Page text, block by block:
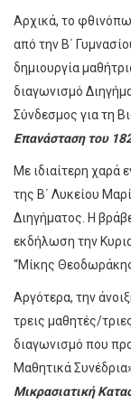
Αρχικά, το
από την Β΄
δημιουργία
διαγωνισμό
Σύνδεσμος για τη
Επανάσταση του
Με ιδιαίτερη χαρά
της Β΄ Λυκείου
Διηγήματος. Η
εκδήλωση την
“Μίκης
Αργότερα, την
τρεις μαθητές/
διαγωνισμό που
Μαθητικά
Μικρασιατική